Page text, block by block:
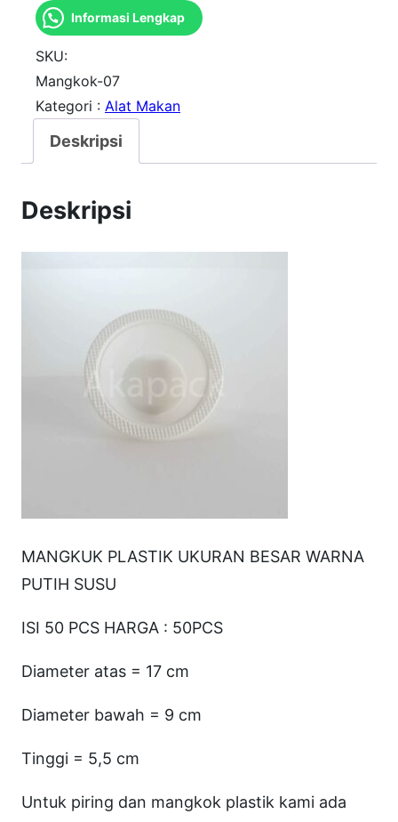
n
t
i
t
a
n
Informasi Lengkap
SKU:
Mangkok-07
Kategori : Alat Makan
Deskripsi
Deskripsi
MANGKUK PLASTIK UKURAN BESAR WARNA
PUTIH SUSU
ISI 50 PCS HARGA : 50PCS
Diameter atas = 17 cm
Diameter bawah = 9 cm
Tinggi = 5,5 cm
Untuk piring dan mangkok plastik kami ada